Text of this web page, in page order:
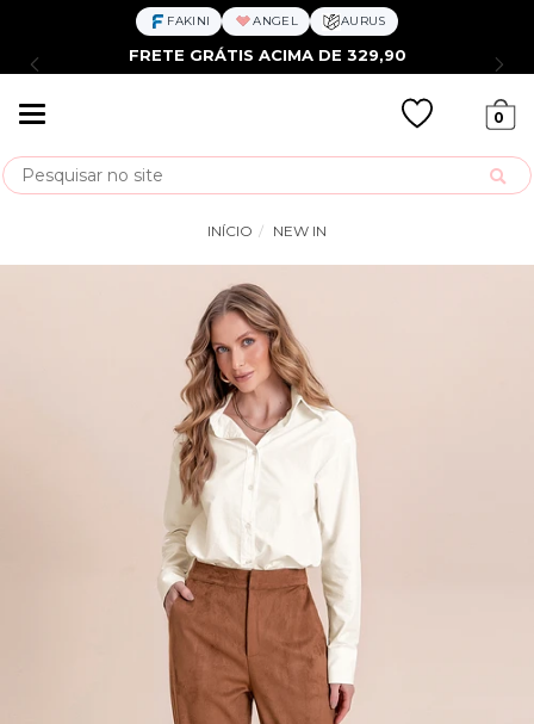
FAKINI ANGEL AURUS
FRETE GRÁTIS ACIMA DE 329,90
0
Busca
INÍCIO NEW IN